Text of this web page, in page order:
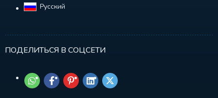
Русский‎
ПОДЕЛИТЬСЯ В СОЦСЕТИ